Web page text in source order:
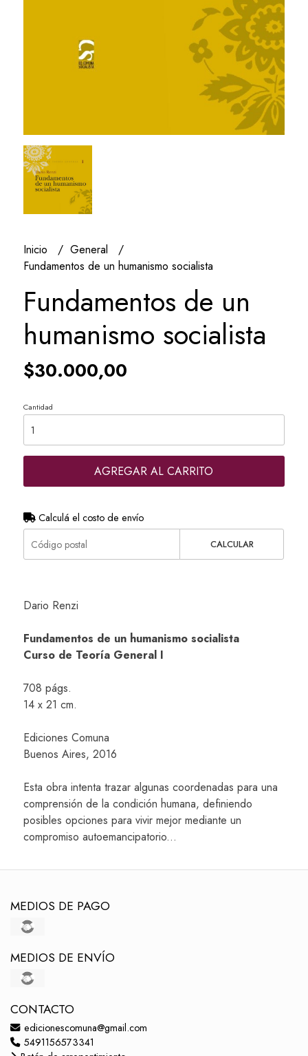
Inicio
General
Fundamentos de un humanismo socialista
Fundamentos de un
humanismo socialista
$30.000,00
Cantidad
AGREGAR AL CARRITO
Calculá el costo de envío
CALCULAR
Dario Renzi
Fundamentos de un humanismo socialista
​Curso de Teoría General I
708 págs.
14 x 21 cm.
Ediciones Comuna
Buenos Aires, 2016
Esta obra intenta trazar algunas coordenadas para una
comprensión de la condición humana, definiendo
posibles opciones para vivir mejor mediante un
compromiso autoemancipatorio...
MEDIOS DE PAGO
MEDIOS DE ENVÍO
CONTACTO
edicionescomuna@gmail.com
5491156573341